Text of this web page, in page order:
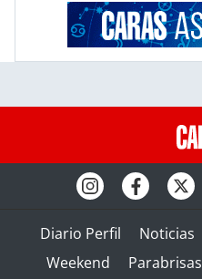
Diario Perfil Noticias
Weekend
Parabrisas